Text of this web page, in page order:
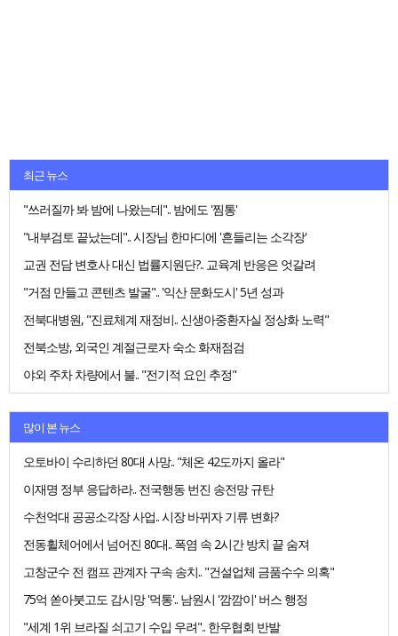
최근 뉴스
"쓰러질까 봐 밤에 나왔는데".. 밤에도 '찜통'
"내부검토 끝났는데".. 시장님 한마디에 '흔들리는 소각장'
교권 전담 변호사 대신 법률지원단?.. 교육계 반응은 엇갈려
"거점 만들고 콘텐츠 발굴".. '익산 문화도시' 5년 성과
전북대병원, "진료체계 재정비.. 신생아중환자실 정상화 노력"
전북소방, 외국인 계절근로자 숙소 화재점검
야외 주차 차량에서 불.. "전기적 요인 추정"
많이 본 뉴스
오토바이 수리하던 80대 사망.. "체온 42도까지 올라"
이재명 정부 응답하라.. 전국행동 번진 송전망 규탄
수천억대 공공소각장 사업.. 시장 바뀌자 기류 변화?
전동휠체어에서 넘어진 80대.. 폭염 속 2시간 방치 끝 숨져
고창군수 전 캠프 관계자 구속 송치.. "건설업체 금품수수 의혹"
75억 쏟아붓고도 감시망 '먹통'.. 남원시 '깜깜이' 버스 행정
"세계 1위 브라질 쇠고기 수입 우려".. 한우협회 반발